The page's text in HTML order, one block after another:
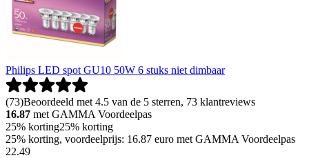
Philips LED spot GU10 50W 6 stuks niet dimbaar
(73)Beoordeeld met 4.5 van de 5 sterren, 73 klantreviews
16.87 met GAMMA Voordeelpas
25% korting25% korting
25% korting, voordeelprijs: 16.87 euro met GAMMA Voordeelpas
22.49